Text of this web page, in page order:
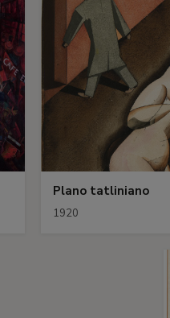
Plano tatliniano
1920